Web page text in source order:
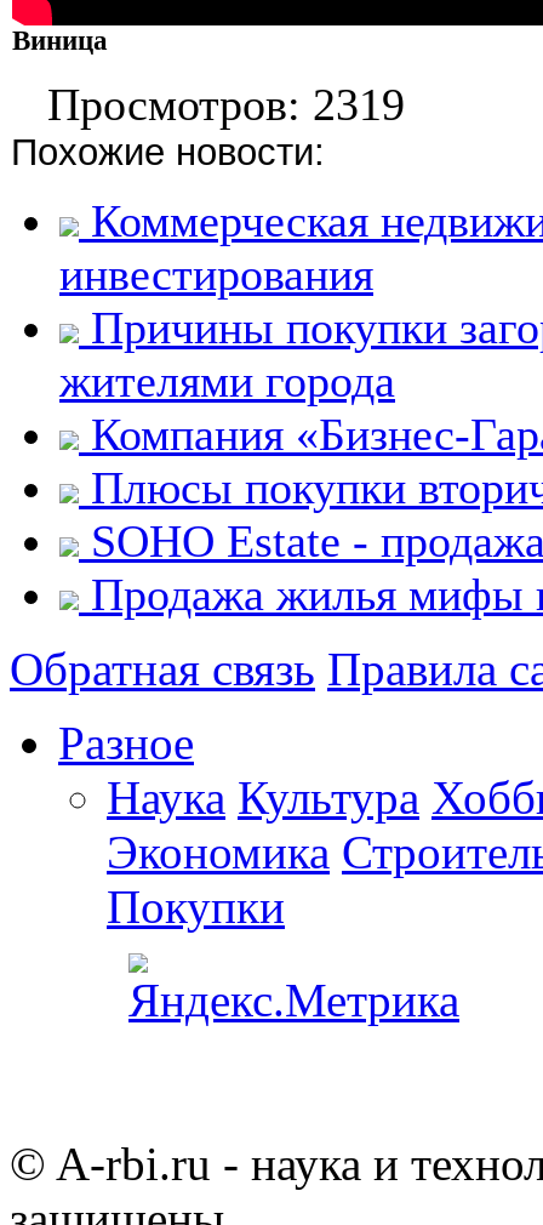
Виница
Просмотров: 2319
Похожие новости:
Коммерческая
инвестирования
Причины покупки
жителями города
Компания «Бизнес-
Плюсы покупки
SOHO Estate -
Продажа жилья мифы
Обратная связь Правила
Разное
Наука Культура
Экономика
Покупки
© A-rbi.ru - наука и